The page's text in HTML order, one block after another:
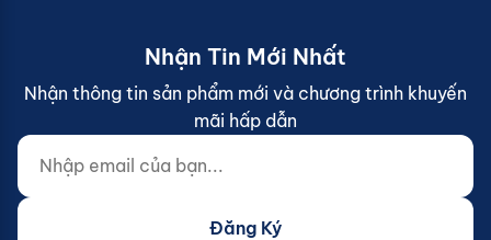
Nhận Tin Mới Nhất
Nhận thông tin sản phẩm mới và chương trình khuyến
mãi hấp dẫn
Nhập email của bạn...
Website (do not fill)
Đăng Ký